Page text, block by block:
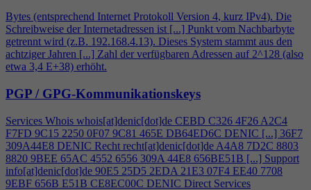
Bytes (entsprechend Internet Protokoll Version 4, kurz IPv4). Die
Schreibweise der Internetadressen ist [...] Punkt vom Nachbarbyte
getrennt wird (z.B. 192.168.4.13). Dieses System stammt aus den
achtziger Jahren [...] Zahl der verfügbaren Adressen auf 2^128 (also
etwa 3,4 E+38) erhöht.
PGP / GPG-Kommunikationskeys
Services Whois whois[at]denic[dot]de CEBD C326 4F26 A2C4
F7FD 9C15 2250 0F07 9C81 465E DB64ED6C DENIC [...] 36F7
309A44E8 DENIC Recht recht[at]denic[dot]de A4A8 7D2C 8803
8820 9BEE 65AC 4552 6556 309A 44E8 656BE51B [...] Support
info[at]denic[dot]de 90E5 25D5 2EDA 21E3 07F4 EE40 7708
9EBF 656B E51B CE8EC00C DENIC Direct Services